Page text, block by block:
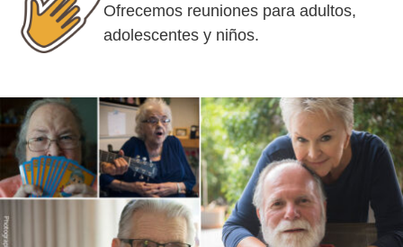
Ofrecemos reuniones para adultos,
adolescentes y niños.